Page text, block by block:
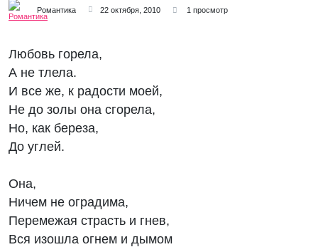
Романтика 22 октября, 2010 1 просмотр
Любовь горела,
А не тлела.
И все же, к радости моей,
Не до золы она сгорела,
Но, как береза,
До углей.
Она,
Ничем не оградима,
Перемежая страсть и гнев,
Вся изошла огнем и дымом